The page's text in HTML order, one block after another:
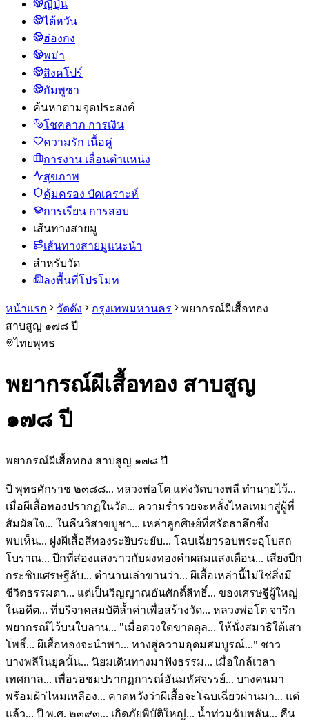
ญี่ปุ่น
ไต้หวัน
ฮ่องกง
พม่า
สิงคโปร์
กัมพูชา
ค้นหาตามจุดประสงค์
โชคลาภ การเงิน
ความรัก เนื้อคู่
การงาน เลื่อนตำแหน่ง
สุขภาพ
คุ้มครอง ปัดเคราะห์
การเรียน การสอบ
เส้นทางสายมู
เส้นทางสายมูแนะนำ
สำหรับวัด
ลงพื้นที่โปรโมท
หน้าแรก วัดดัง กรุงเทพมหานคร
พยากรณ์ผีเสื้อทอง
สาบสูญ ๑๗๘ ปี
ไทยพุทธ
พยากรณ์ผีเสื้อทอง สาบสูญ
๑๗๘ ปี
พยากรณ์ผีเสื้อทอง สาบสูญ ๑๗๘ ปี
ปี พุทธศักราช ๒๓๘๘... หลวงพ่อโต แห่งวัดบางพลี ทำนายไว้...
เมื่อผีเสื้อทองปรากฏในวัด... ความร่ำรวยจะหลั่งไหลเทมาสู่ผู้ที่
สัมผัสใจ... ในคืนวิสาขบูชา... เหล่าลูกศิษย์ที่ศรัดธาลึกซึ้ง
พบเห็น... ฝูงผีเสื้อสีทองระยิบระยับ... โฉบเฉี่ยวรอบพระอุโบสถ
โบราณ... ปีกที่ส่องแสงราวกับผงทองคำผสมแสงเดือน... เสียงปีก
กระซิบเศรษฐีลับ... ตำนานเล่าขานว่า... ผีเสื้อเหล่านี้ไม่ใช่สิ่งมี
ชีวิตธรรมดา... แต่เป็นวิญญาณอันศักดิ์สิทธิ์... ของเศรษฐีผู้ใหญ่
ในอดีต... ที่บริจาคสมบัติล้ำค่าเพื่อสร้างวัด... หลวงพ่อโต จารึก
พยากรณ์ไว้บนใบลาน... "เมื่อดวงใดขาดดุล... ให้นั่งสมาธิใต้เสา
โพธิ์... ผีเสื้อทองจะนำพา... ทางสู่ความอุดมสมบูรณ์..." ชาว
บางพลีในยุคนั้น... นิยมเดินทางมาฟังธรรม... เมื่อใกล้เวลา
เทศกาล... เพื่อรอชมปรากฏการณ์อันมหัศจรรย์... บางคนมา
พร้อมผ้าไหมเหลือง... คาดหวังว่าผีเสื้อจะโฉบเฉี่ยวผ่านมา... แต่
แล้ว... ปี พ.ศ. ๒๓๙๓... เกิดภัยพิบัติใหญ่... น้ำท่วมฉับพลัน... คืน